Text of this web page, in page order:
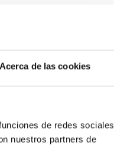
Acerca de las cookies
de redes sociales
nuestros partners de